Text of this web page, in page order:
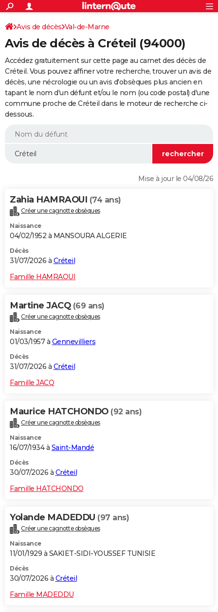
ACTUALITÉS
Politique
Société
Faits Divers
Education
Monde
Villes
+
SPORT
Coupe du monde 2026
Football
Tennis
Cyclisme
Rugby
Forum
Programme TV
TNT
Streaming
Cinéma
Sorties cinéma
Musique
+
FINANCE
Retraite
Epargne
Immobilier
Risques naturels par ville
Assurance
AUTO
Essais
Réserver un essai
Citadines
Berlines
SUV
Forum auto
+
HIGH-TECH
BRICOLAGE
WEEK-END
Alimentation
Guide de la santé
Maladies
Médicaments
Sommeil
VOYAGE
Destinations
City break
Voyage nature
Voyage de noces
Forum
Climat
+PHOTO
GUIDES D'ACHAT
Carte de Noël
Carte Bonne année
Carte Saint-Valentin
Carte Pâques
Carte d'anniversaire
DICTIONNAIRE
Dictionnaire
Biographies
Citations
Expressions
Proverbes
PROGRAMME TV
S'inscrire
Se connecter
Lycées
Collèges
Primaires
Universités
Entreprises
Service militaire
Avis de recherche
AVIS DE DÉCÈS
FORUM
Bricolage
S'inscrire
Connexion
Avis de décès Val-de-Marne
Avis de décès à Créteil (94000)
Accédez gratuitement sur cette page au carnet des décès de
Créteil. Vous pouvez affiner votre recherche, trouver un avis de
décès, une nécrologie ou un avis d'obsèques plus ancien en
tapant le nom d'un défunt et/ou le nom (ou code postal) d'une
commune proche de Créteil dans le moteur de recherche ci-
dessous.
Mise à jour le 04/08/26
Zahia HAMRAOUI (74 ans)
Créer une cagnotte obsèques
Naissance
04/02/1952 à MANSOURA ALGERIE
Décès
31/07/2026 à Créteil
Famille HAMRAOUI
Martine JACQ (69 ans)
Créer une cagnotte obsèques
Naissance
01/03/1957 à Gennevilliers
Décès
31/07/2026 à Créteil
Famille JACQ
Maurice HATCHONDO (92 ans)
Créer une cagnotte obsèques
Naissance
16/07/1934 à Saint-Mandé
Décès
30/07/2026 à Créteil
Famille HATCHONDO
Yolande MADEDDU (97 ans)
Créer une cagnotte obsèques
Naissance
11/01/1929 à SAKIET-SIDI-YOUSSEF TUNISIE
Décès
30/07/2026 à Créteil
Famille MADEDDU